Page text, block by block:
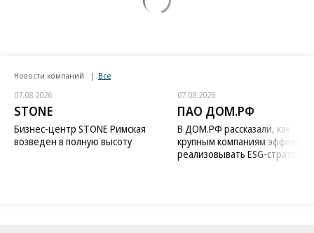
Новости компаний Все
07.08.2026
STONE
Бизнес-центр STONE Римская
возведен в полную высоту
07.08.2026
ПАО ДОМ.РФ
В ДОМ.РФ рассказали, как
крупным компаниям
реализовывать ESG-стратегию